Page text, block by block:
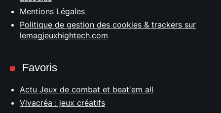
Mentions Légales
Politique de gestion des cookies & trackers sur
lemagjeuxhightech.com
Favoris
Actu Jeux de combat et beat'em all
Vivacréa : jeux créatifs